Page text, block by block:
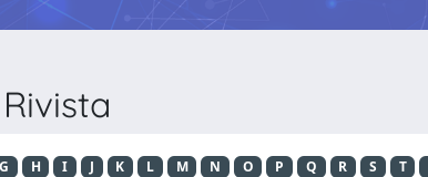
G H I J K L M N O P Q R S T